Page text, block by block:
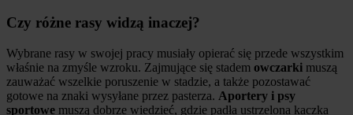
Czy różne rasy widzą inaczej?
Wybrane rasy w swojej pracy musiały opierać się przede wszystkim
właśnie na zmyśle wzroku. Zajmujące się stadem owczarki muszą
zauważać wszelkie poruszenie w stadzie, a także pozostawać
gotowe na znaki wysyłane przez pasterza. Aportery i psy
sportowe muszą dobrze wiedzieć, gdzie padła ustrzelona kaczka